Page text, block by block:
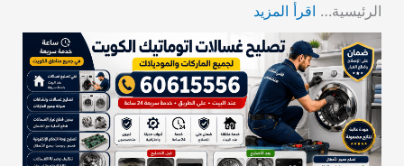
الرئيسية… اقرأ المزيد